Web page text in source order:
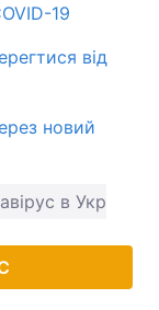
19
від
новий
в Україні